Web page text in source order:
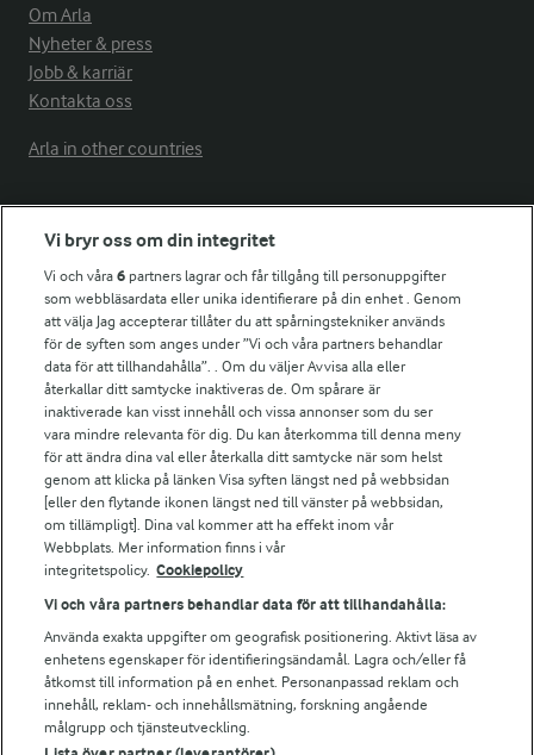
Om Arla
Nyheter & press
Jobb & karriär
Kontakta oss
Arla in other countries
Fler Arlasajter
För ägare
Arlas kundportal
Arla.com
Falbygdens Ost
Arla webbshop
Bildbank
Följ oss
Vi bryr oss om din integritet
Vi och våra6 partners lagrar och får tillgång till personuppgifter
som webbläsardata eller unika identifierare på din enhet . Genom
att välja Jag accepterar tillåter du att spårningstekniker används
för de syften som anges under ”Vi och våra partners behandlar
data för att tillhandahålla”. . Om du väljer Avvisa alla eller
återkallar ditt samtycke inaktiveras de. Om spårare är
inaktiverade kan visst innehåll och vissa annonser som du ser
vara mindre relevanta för dig. Du kan återkomma till denna meny
för att ändra dina val eller återkalla ditt samtycke när som helst
genom att klicka på länken Visa syften längst ned på webbsidan
[eller den flytande ikonen längst ned till vänster på webbsidan,
om tillämpligt]. Dina val kommer att ha effekt inom vår
Webbplats. Mer information finns i vår
integritetspolicy. Cookiepolicy
Vi och våra partners behandlar data för att tillhandahålla:
Använda exakta uppgifter om geografisk positionering. Aktivt läsa av
enhetens egenskaper för identifieringsändamål. Lagra och/eller få
åtkomst till information på en enhet. Personanpassad reklam och
innehåll, reklam- och innehållsmätning, forskning angående
målgrupp och tjänsteutveckling.